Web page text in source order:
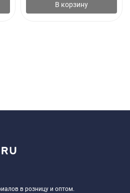
В корзину
в розницу и оптом.